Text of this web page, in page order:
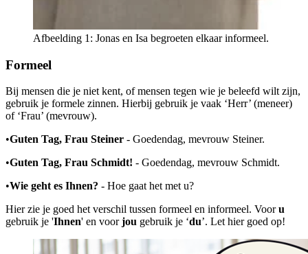
Afbeelding 1: Jonas en Isa begroeten elkaar informeel.
Formeel
Bij mensen die je niet kent, of mensen tegen wie je beleefd wilt zijn,
gebruik je formele zinnen. Hierbij gebruik je vaak ‘Herr’ (meneer)
of ‘Frau’ (mevrouw).
•Guten Tag, Frau Steiner - Goedendag, mevrouw Steiner.
•Guten Tag, Frau Schmidt! - Goedendag, mevrouw Schmidt.
•Wie geht es Ihnen? - Hoe gaat het met u?
Hier zie je goed het verschil tussen formeel en informeel. Vooru
gebruik je 'Ihnen' en voorjou gebruik je ‘du’. Let hier goed op!